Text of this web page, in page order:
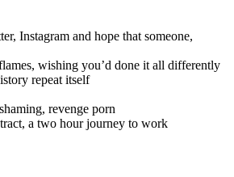
Instagram and hope that someone,
wishing you’d done it all differently
repeat itself
revenge porn
a two hour journey to work